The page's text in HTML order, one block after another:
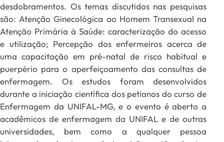
desdobramentos. Os temas discutidos nas pesquisas
são: Atenção Ginecológica ao Homem Transexual na
Atenção Primária à Saúde: caracterização do acesso
e utilização; Percepção dos enfermeiros acerca de
uma capacitação em pré-natal de risco habitual e
puerpério para o aperfeiçoamento das consultas de
enfermagem. Os estudos foram desenvolvidos
durante a iniciação científica dos petianos do curso de
Enfermagem da UNIFAL-MG, e o evento é aberto a
acadêmicos de enfermagem da UNIFAL e de outras
universidades, bem como a qualquer pessoa